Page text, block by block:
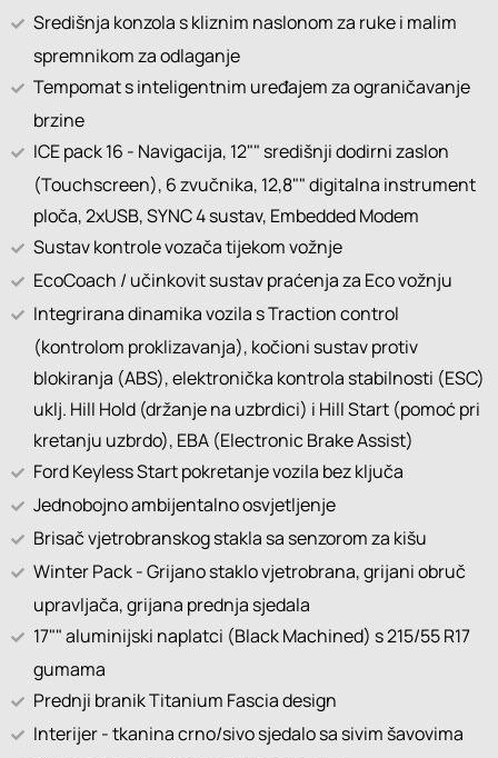
Središnja konzola s kliznim naslonom za ruke i malim
spremnikom za odlaganje
Tempomat s inteligentnim uređajem za ograničavanje
brzine
ICE pack 16 - Navigacija, 12"" središnji dodirni zaslon
(Touchscreen), 6 zvučnika, 12,8"" digitalna instrument
ploča, 2xUSB, SYNC 4 sustav, Embedded Modem
Sustav kontrole vozača tijekom vožnje
EcoCoach / učinkovit sustav praćenja za Eco vožnju
Integrirana dinamika vozila s Traction control
(kontrolom proklizavanja), kočioni sustav protiv
blokiranja (ABS), elektronička kontrola stabilnosti (ESC)
uklj. Hill Hold (držanje na uzbrdici) i Hill Start (pomoć pri
kretanju uzbrdo), EBA (Electronic Brake Assist)
Ford Keyless Start pokretanje vozila bez ključa
Jednobojno ambijentalno osvjetljenje
Brisač vjetrobranskog stakla sa senzorom za kišu
Winter Pack - Grijano staklo vjetrobrana, grijani obruč
upravljača, grijana prednja sjedala
17"" aluminijski naplatci (Black Machined) s 215/55 R17
gumama
Prednji branik Titanium Fascia design
Interijer - tkanina crno/sivo sjedalo sa sivim šavovima